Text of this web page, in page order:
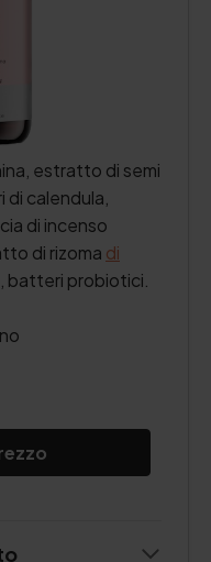
estratto di semi
calendula,
di incenso
di rizoma di
batteri probiotici.